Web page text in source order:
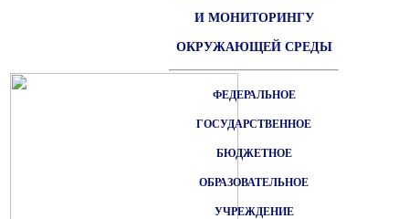
И МОНИТОРИНГУ
ОКРУЖАЮЩЕЙ СРЕДЫ
ФЕДЕРАЛЬНОЕ
ГОСУДАРСТВЕННОЕ
БЮДЖЕТНОЕ
ОБРАЗОВАТЕЛЬНОЕ
УЧРЕЖДЕНИЕ